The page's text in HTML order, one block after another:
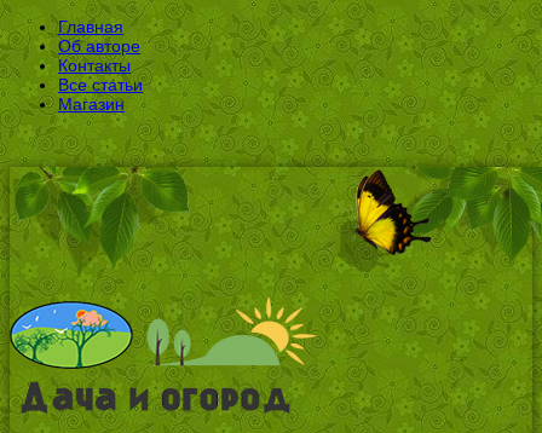
Главная
Об авторе
Контакты
Все статьи
Магазин